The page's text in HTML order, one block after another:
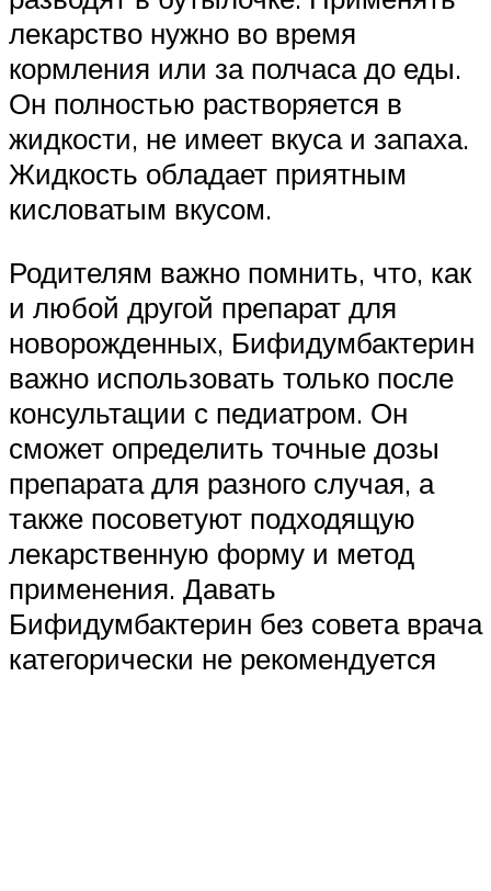
лекарство нужно во время
кормления или за полчаса до еды.
Он полностью растворяется в
жидкости, не имеет вкуса и запаха.
Жидкость обладает приятным
кисловатым вкусом.
Родителям важно помнить, что, как
и любой другой препарат для
новорожденных, Бифидумбактерин
важно использовать только после
консультации с педиатром. Он
сможет определить точные дозы
препарата для разного случая, а
также посоветуют подходящую
лекарственную форму и метод
применения. Давать
Бифидумбактерин без совета врача
категорически не рекомендуется